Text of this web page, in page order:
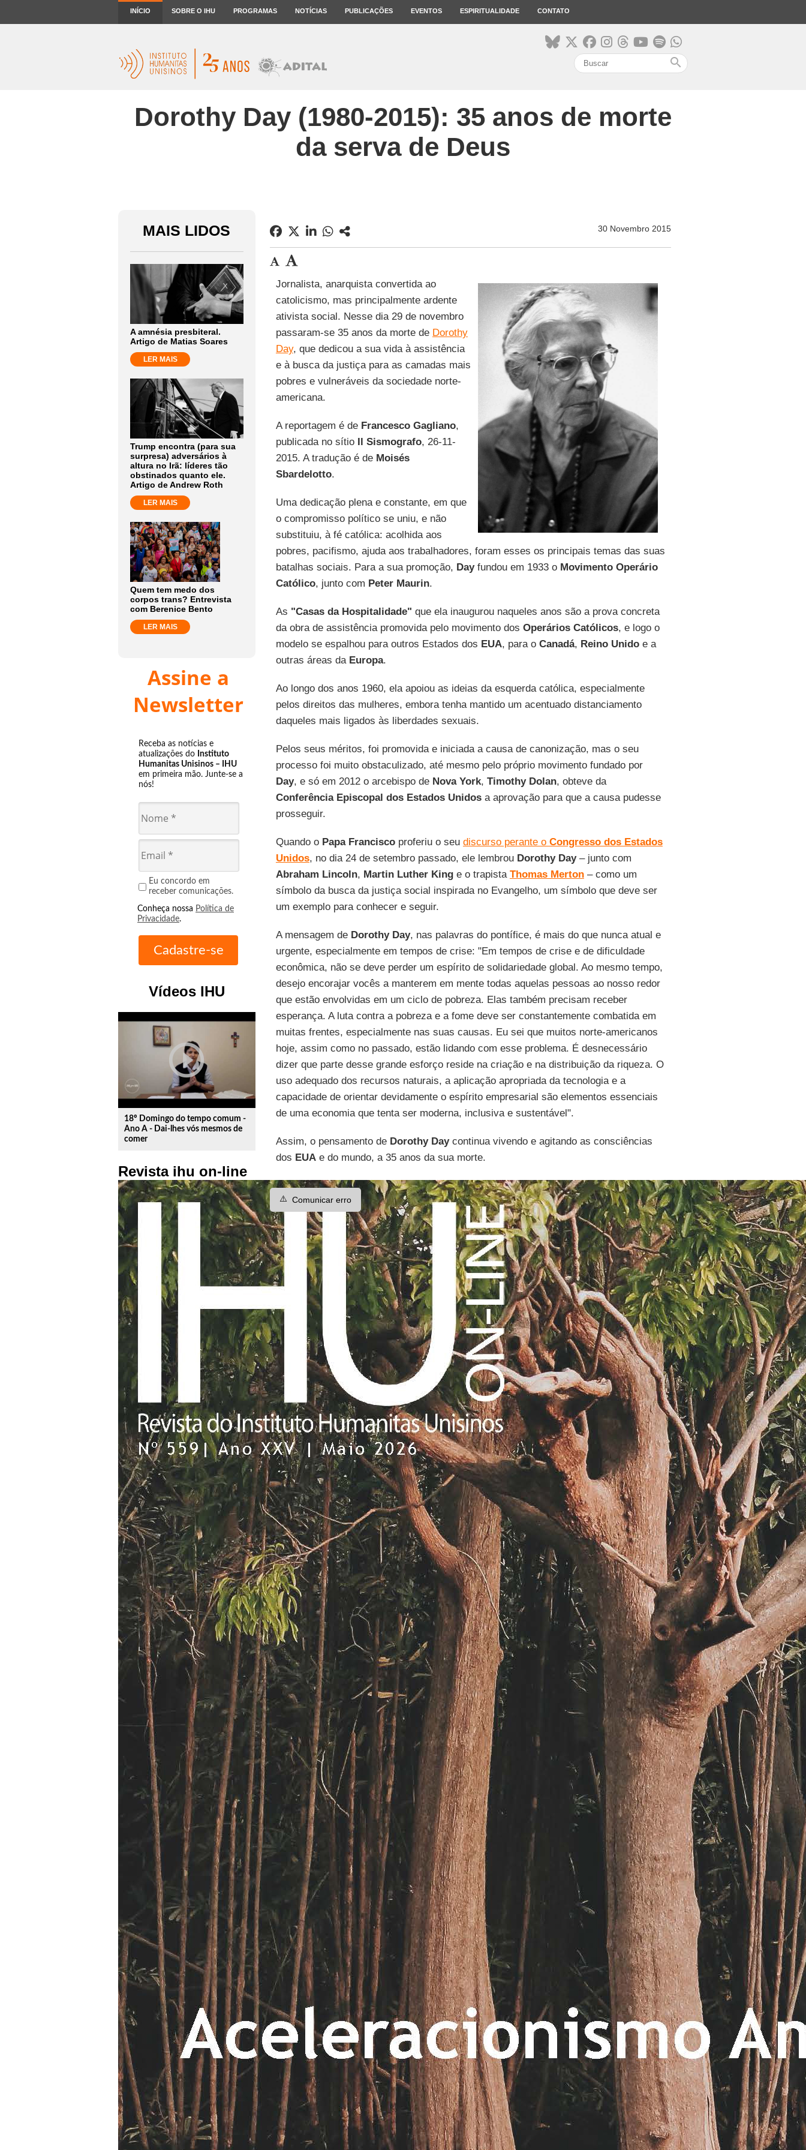
INÍCIO SOBRE O IHU PROGRAMAS NOTÍCIAS PUBLICAÇÕES EVENTOS ESPIRITUALIDADE CONTATO
search
Dorothy Day (1980-2015): 35 anos de morte
da serva de Deus
MAIS LIDOS
A amnésia presbiteral.
Artigo de Matias Soares
LER MAIS
Trump encontra (para sua
surpresa) adversários à
altura no Irã: líderes tão
obstinados quanto ele.
Artigo de Andrew Roth
LER MAIS
Quem tem medo dos
corpos trans? Entrevista
com Berenice Bento
LER MAIS
Assine a
Newsletter
Receba as notícias e
atualizações do Instituto
Humanitas Unisinos – IHU
em primeira mão. Junte-se a
nós!
Eu concordo em
receber comunicações.
Conheça nossa Política de
Privacidade.
Vídeos IHU
play_circle_outline
18º Domingo do tempo comum -
Ano A - Dai-lhes vós mesmos de
comer
Revista ihu on-line
30 Novembro 2015
Jornalista, anarquista convertida ao
catolicismo, mas principalmente ardente
ativista social. Nesse dia 29 de novembro
passaram-se 35 anos da morte de Dorothy
Day, que dedicou a sua vida à assistência
e à busca da justiça para as camadas mais
pobres e vulneráveis da sociedade norte-
americana.
A reportagem é de Francesco Gagliano,
publicada no sítio Il Sismografo, 26-11-
2015. A tradução é de Moisés
Sbardelotto.
Uma dedicação plena e constante, em que
o compromisso político se uniu, e não
substituiu, à fé católica: acolhida aos
pobres, pacifismo, ajuda aos trabalhadores, foram esses os principais temas das suas
batalhas sociais. Para a sua promoção, Dayfundou em 1933 o Movimento Operário
Católico, junto com Peter Maurin.
As "Casas da Hospitalidade" que ela inaugurou naqueles anos são a prova concreta
da obra de assistência promovida pelo movimento dos Operários Católicos, e logo o
modelo se espalhou para outros Estados dos EUA, para o Canadá, Reino Unidoe a
outras áreas da Europa.
Ao longo dos anos 1960, ela apoiou as ideias da esquerda católica, especialmente
pelos direitos das mulheres, embora tenha mantido um acentuado distanciamento
daqueles mais ligados às liberdades sexuais.
Pelos seus méritos, foi promovida e iniciada a causa de canonização, mas o seu
processo foi muito obstaculizado, até mesmo pelo próprio movimento fundado por
Day, e só em 2012 o arcebispo de Nova York, Timothy Dolan, obteve da
Conferência Episcopal dos Estados Unidosa aprovação para que a causa pudesse
prosseguir.
Quando o Papa Franciscoproferiu o seu discurso perante o Congresso dos Estados
Unidos, no dia 24 de setembro passado, ele lembrou Dorothy Day– junto com
Abraham Lincoln, Martin Luther Kinge o trapista Thomas Merton– como um
símbolo da busca da justiça social inspirada no Evangelho, um símbolo que deve ser
um exemplo para conhecer e seguir.
A mensagem de Dorothy Day, nas palavras do pontífice, é mais do que nunca atual e
urgente, especialmente em tempos de crise: "Em tempos de crise e de dificuldade
econômica, não se deve perder um espírito de solidariedade global. Ao mesmo tempo,
desejo encorajar vocês a manterem em mente todas aquelas pessoas ao nosso redor
que estão envolvidas em um ciclo de pobreza. Elas também precisam receber
esperança. A luta contra a pobreza e a fome deve ser constantemente combatida em
muitas frentes, especialmente nas suas causas. Eu sei que muitos norte-americanos
hoje, assim como no passado, estão lidando com esse problema. É desnecessário
dizer que parte desse grande esforço reside na criação e na distribuição da riqueza. O
uso adequado dos recursos naturais, a aplicação apropriada da tecnologia e a
capacidade de orientar devidamente o espírito empresarial são elementos essenciais
de uma economia que tenta ser moderna, inclusiva e sustentável".
Assim, o pensamento de Dorothy Daycontinua vivendo e agitando as consciências
dos EUAe do mundo, a 35 anos da sua morte.
⚠️ Comunicar erro